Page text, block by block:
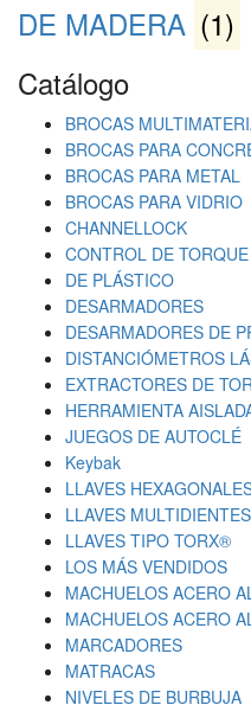
DE MADERA (1)
Catálogo
BROCAS
BROCAS PARA
BROCAS PARA METAL
BROCAS PARA VIDRIO
CHANNELLOCK
CONTROL DE TORQUE
DE PLÁSTICO
DESARMADORES
DESARMADORES DE
DISTANCIÓMETROS
EXTRACTORES DE
HERRAMIENTA
JUEGOS DE AUTOCLÉ
Keybak
LLAVES
LLAVES MULTIDIENTES
LLAVES TIPO TORX®
LOS MÁS VENDIDOS
MACHUELOS ACERO
MACHUELOS ACERO
MARCADORES
MATRACAS
NIVELES DE BURBUJA